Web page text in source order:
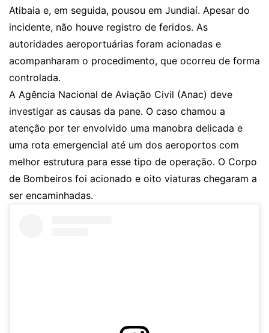
Atibaia e, em seguida, pousou em Jundiaí. Apesar do
incidente, não houve registro de feridos. As
autoridades aeroportuárias foram acionadas e
acompanharam o procedimento, que ocorreu de forma
controlada.
A Agência Nacional de Aviação Civil (Anac) deve
investigar as causas da pane. O caso chamou a
atenção por ter envolvido uma manobra delicada e
uma rota emergencial até um dos aeroportos com
melhor estrutura para esse tipo de operação. O Corpo
de Bombeiros foi acionado e oito viaturas chegaram a
ser encaminhadas.